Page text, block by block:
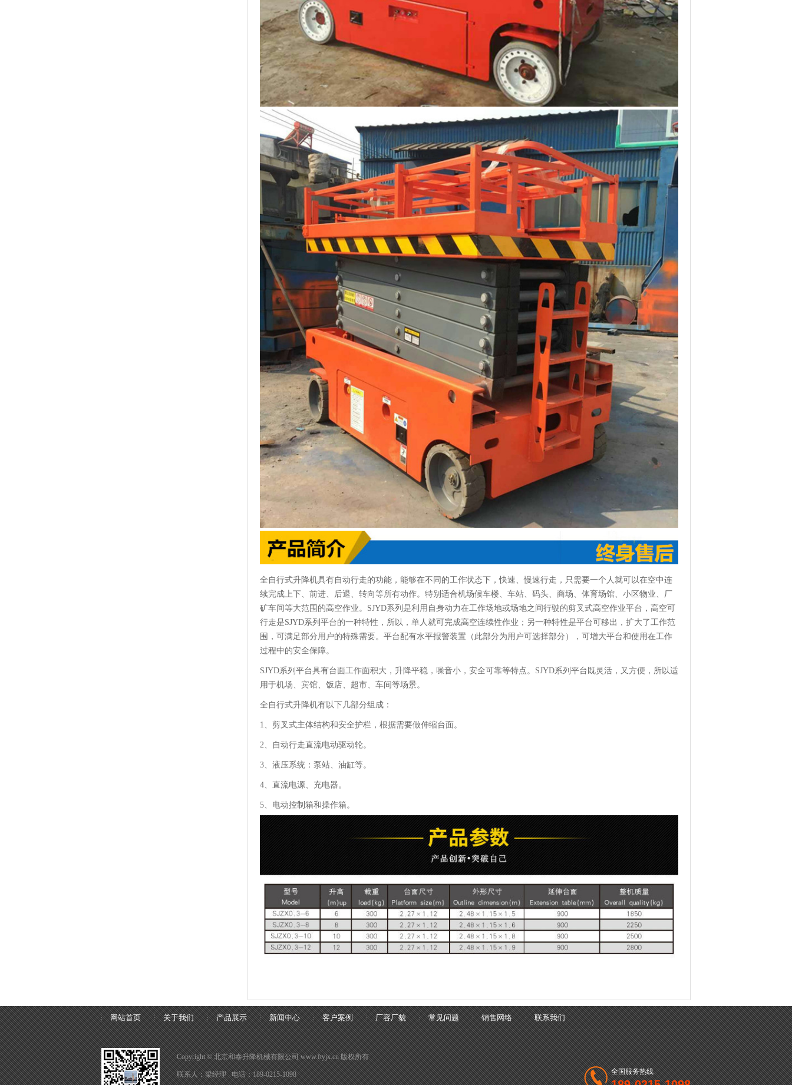
全自行式升降机具有自动行走的功能，能够在不同的工作状态下，快速、慢速行走，只需要一个人就可以在空中连
续完成上下、前进、后退、转向等所有动作。特别适合机场候车楼、车站、码头、商场、体育场馆、小区物业、厂
矿车间等大范围的高空作业。SJYD系列是利用自身动力在工作场地或场地之间行驶的剪叉式高空作业平台，高空可
行走是SJYD系列平台的一种特性，所以，单人就可完成高空连续性作业；另一种特性是平台可移出，扩大了工作范
围，可满足部分用户的特殊需要。平台配有水平报警装置（此部分为用户可选择部分），可增大平台和使用在工作
过程中的安全保障。
SJYD系列平台具有台面工作面积大，升降平稳，噪音小，安全可靠等特点。SJYD系列平台既灵活，又方便，所以适
用于机场、宾馆、饭店、超市、车间等场景。
全自行式升降机有以下几部分组成：
1、剪叉式主体结构和安全护栏，根据需要做伸缩台面。
2、自动行走直流电动驱动轮。
3、液压系统：泵站、油缸等。
4、直流电源、充电器。
5、电动控制箱和操作箱。
网站首页 关于我们 产品展示 新闻中心 客户案例 厂容厂貌 常见问题 销售网络 联系我们
Copyright © 北京和泰升降机械有限公司 www.ftyjx.cn 版权所有
联系人：梁经理 电话：189-0215-1098 全国服务热线